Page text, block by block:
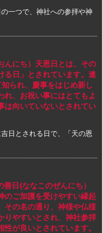
一つで、神社への参拝や神
にち）天恩日とは、その
る日」とされています。連
られ、慶事をはじめ新し
れ、お祝い事にはとてもよ
は向いていないとされてい
日とされる日で、「天の恩
日(ななこのぜんにち）
のご加護を受けやすい縁起
その名の通り、神様や仏様
りやすいとされ、神社参拝
が良いとされています。